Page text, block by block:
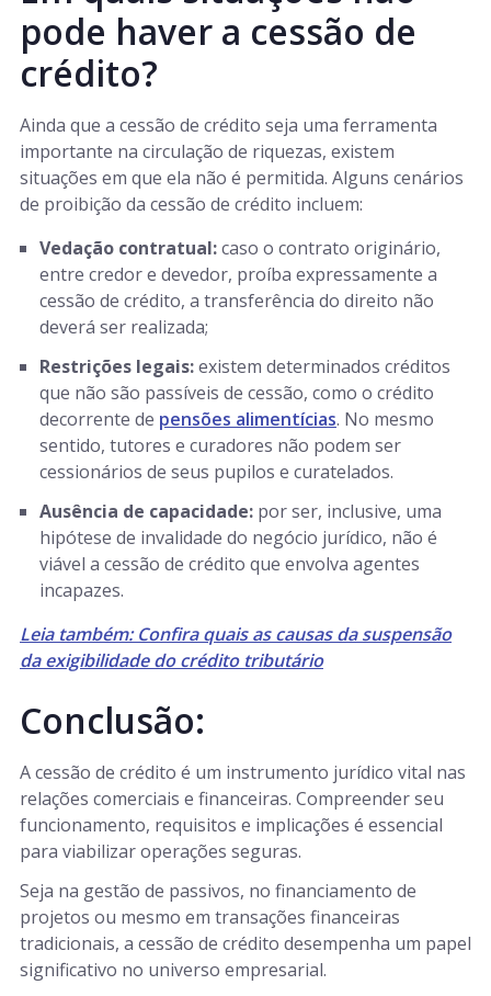
pode haver a cessão de
crédito?
Ainda que a cessão de crédito seja uma ferramenta
importante na circulação de riquezas, existem
situações em que ela não é permitida. Alguns cenários
de proibição da cessão de crédito incluem:
Vedação contratual:caso o contrato originário,
entre credor e devedor, proíba expressamente a
cessão de crédito, a transferência do direito não
deverá ser realizada;
Restrições legais:existem determinados créditos
que não são passíveis de cessão, como o crédito
decorrente de pensões alimentícias. No mesmo
sentido, tutores e curadores não podem ser
cessionários de seus pupilos e curatelados.
Ausência de capacidade: por ser, inclusive, uma
hipótese de invalidade do negócio jurídico, não é
viável a cessão de crédito que envolva agentes
incapazes.
Leia também: Confira quais as causas da suspensão
da exigibilidade do crédito tributário
Conclusão:
A cessão de crédito é um instrumento jurídico vital nas
relações comerciais e financeiras. Compreender seu
funcionamento, requisitos e implicações é essencial
para viabilizar operações seguras.
Seja na gestão de passivos, no financiamento de
projetos ou mesmo em transações financeiras
tradicionais, a cessão de crédito desempenha um papel
significativo no universo empresarial.